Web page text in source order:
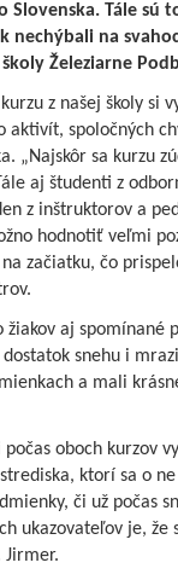
Slovenska. Tále
nechýbali na
Železiarne
z našej školy si
aktivít, spoločných
„Najskôr sa kurzu
aj študenti z
z inštruktorov a
hodnotiť veľmi
začiatku, čo
aj spomínané
snehu i
a mali
oboch kurzov
ktorí sa o
či už počas
ukazovateľov je, že
Jirmer.